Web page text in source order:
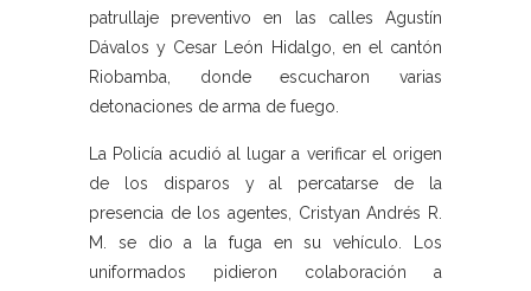
patrullaje preventivo en las calles Agustín
Dávalos y Cesar León Hidalgo, en el cantón
Riobamba, donde escucharon varias
detonaciones de arma de fuego.
La Policía acudió al lugar a verificar el origen
de los disparos y al percatarse de la
presencia de los agentes, Cristyan Andrés R.
M. se dio a la fuga en su vehículo. Los
uniformados pidieron colaboración a